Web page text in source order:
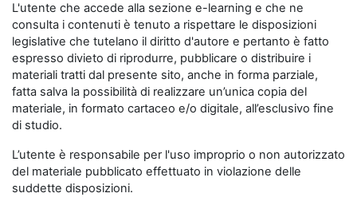
L'utente che accede alla sezione e-learning e che ne
consulta i contenuti è tenuto a rispettare le disposizioni
legislative che tutelano il diritto d'autore e pertanto è fatto
espresso divieto di riprodurre, pubblicare o distribuire i
materiali tratti dal presente sito, anche in forma parziale,
fatta salva la possibilità di realizzare un’unica copia del
materiale, in formato cartaceo e/o digitale, all’esclusivo fine
di studio.
L’utente è responsabile per l'uso improprio o non autorizzato
del materiale pubblicato effettuato in violazione delle
suddette disposizioni.